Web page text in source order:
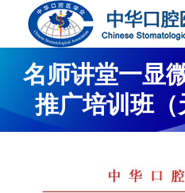
名师讲堂一显
推广培训班